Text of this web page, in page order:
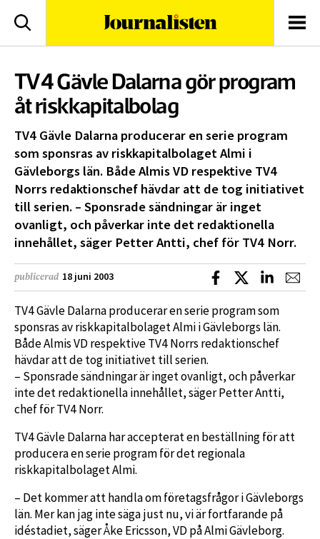
Sök
TV4 Gävle Dalarna gör program
åt riskkapitalbolag
TV4 Gävle Dalarna producerar en serie program
som sponsras av riskkapitalbolaget Almi i
Gävleborgs län. Både Almis VD respektive TV4
Norrs redaktionschef hävdar att de tog initiativet
till serien. – Sponsrade sändningar är inget
ovanligt, och påverkar inte det redaktionella
innehållet, säger Petter Antti, chef för TV4 Norr.
publicerad 18 juni 2003 Dela på Facebook
Dela på XDela på
TV4 Gävle Dalarna producerar en serie program som
sponsras av riskkapitalbolaget Almi i Gävleborgs län.
Både Almis VD respektive TV4 Norrs redaktionschef
hävdar att de tog initiativet till serien.
– Sponsrade sändningar är inget ovanligt, och påverkar
inte det redaktionella innehållet, säger Petter Antti,
chef för TV4 Norr.
TV4 Gävle Dalarna har accepterat en beställning för att
producera en serie program för det regionala
riskkapitalbolaget Almi.
– Det kommer att handla om företagsfrågor i Gävleborgs
län. Mer kan jag inte säga just nu, vi är fortfarande på
idéstadiet, säger Åke Ericsson, VD på Almi Gävleborg.